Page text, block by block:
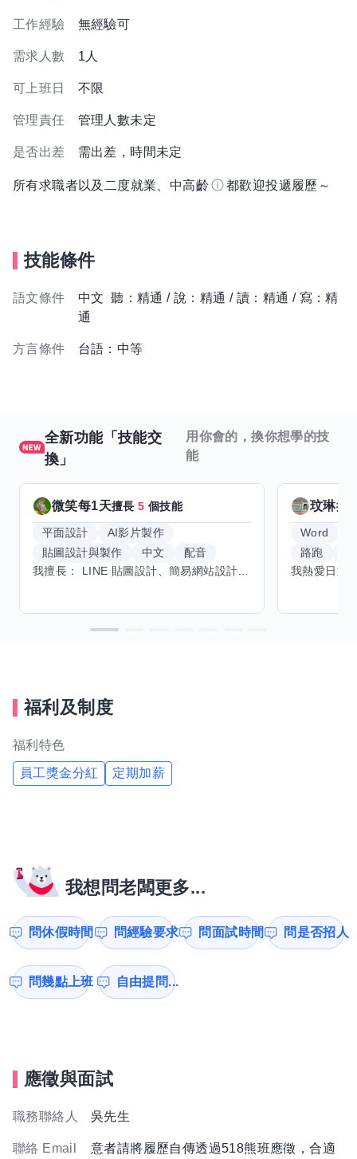
工作經驗 無經驗可
需求人數 1人
可上班日 不限
管理責任 管理人數未定
是否出差 需出差，時間未定
所有求職者以及二度就業、中高齡 都歡迎投遞履歷～
技能條件
語文條件
中文 聽：精通 / 說：精通 / 讀：精通 / 寫：精
通
方言條件 台語：中等
全新功能「技能交
換」
用你會的，換你想學的技
能
微笑每1天擅長5 個技能
平面設計
AI影片製作
貼圖設計與製作
中文
配音
玟琳擅
Word
路跑
福利及制度
福利特色
員工獎金分紅 定期加薪
我想問老闆更多...
問休假時間 問經驗要求 問面試時間 問是否招人
問幾點上班 自由提問...
應徵與面試
職務聯絡人 吳先生
聯絡 Email 意者請將履歷自傳透過518熊班應徵，合適